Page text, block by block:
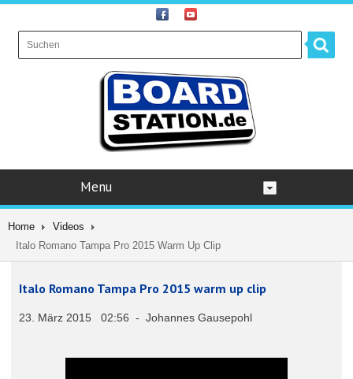
Menu
Home
Videos
Italo Romano Tampa Pro 2015 Warm Up Clip
Italo Romano Tampa Pro 2015 warm up clip
23. März 2015 02:56 - Johannes Gausepohl